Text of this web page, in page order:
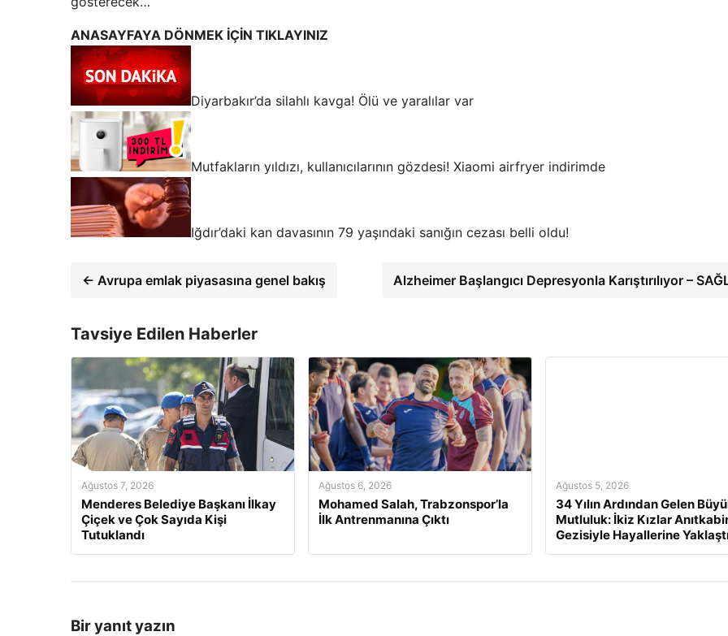
ANASAYFAYA DÖNMEK İÇİN TIKLAYINIZ
Diyarbakır’da silahlı kavga! Ölü ve yaralılar var
Mutfakların yıldızı, kullanıcılarının gözdesi! Xiaomi airfryer indirimde
Iğdır’daki kan davasının 79 yaşındaki sanığın cezası belli oldu!
← Avrupa emlak piyasasına genel bakış Alzheimer Başlangıcı Depresyonla Karıştırılıyor –
Tavsiye Edilen Haberler
Ağustos 7, 2026
Menderes Belediye Başkanı İlkay
Çiçek ve Çok Sayıda Kişi
Tutuklandı
Ağustos 6, 2026
Mohamed Salah, Trabzonspor’la
İlk Antrenmanına Çıktı
Ağustos 5, 2026
34 Yılın Ardından Gelen
Mutluluk: İkiz Kızlar
Gezisiyle Hayallerine
Bir yanıt yazın